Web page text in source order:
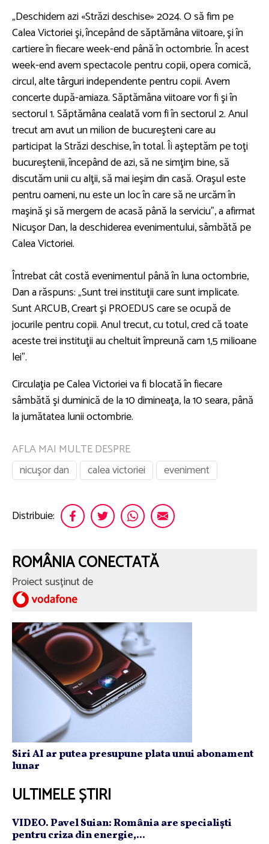
„Deschidem azi «Străzi deschise» 2024. O să fim pe
Calea Victoriei şi, începând de săptămâna viitoare, şi în
cartiere în fiecare week-end până în octombrie. În acest
week-end avem spectacole pentru copii, opera comică,
circul, alte târguri independente pentru copii. Avem
concerte după-amiaza. Săptămâna viitoare vor fi şi în
sectorul 1. Săptămâna cealată vom fi în sectorul 2. Anul
trecut am avut un milion de bucureşteni care au
participat la Străzi deschise, în total. Îi aşteptăm pe toţi
bucureştenii, începând de azi, să ne simţim bine, să
discutăm unii cu alţii, să mai ieşim din casă. Oraşul este
pentru oameni, nu este un loc în care să ne urcăm în
maşină şi să mergem de acasă până la serviciu”, a afirmat
Nicuşor Dan, la deschiderea evenimentului, sâmbătă pe
Calea Victoriei.
Întrebat cât costă evenimentul până în luna octombrie,
Dan a răspuns: „Sunt trei instituţii care sunt implicate.
Sunt ARCUB, Creart şi PROEDUS care se ocupă de
jocurile pentru copii. Anul trecut, cu totul, cred că toate
aceste trei instituţii au cheltuit împreună cam 1,5 milioane
lei”.
Circulaţia pe Calea Victoriei va fi blocată în fiecare
sâmbătă şi duminică de la 10 dimineaţa, la 10 seara, până
la jumătatea lunii octombrie.
AFLA MAI MULTE DESPRE
nicuşor dan
calea victoriei eveniment
Distribuie:
ROMÂNIA CONECTATĂ
Proiect susținut de
Siri AI ar putea presupune plata unui abonament
lunar
ULTIMELE ȘTIRI
VIDEO. Pavel Suian: România are specialişti
pentru criza din energie,...